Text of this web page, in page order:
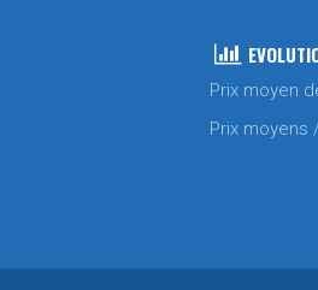
Prix moyen
Prix